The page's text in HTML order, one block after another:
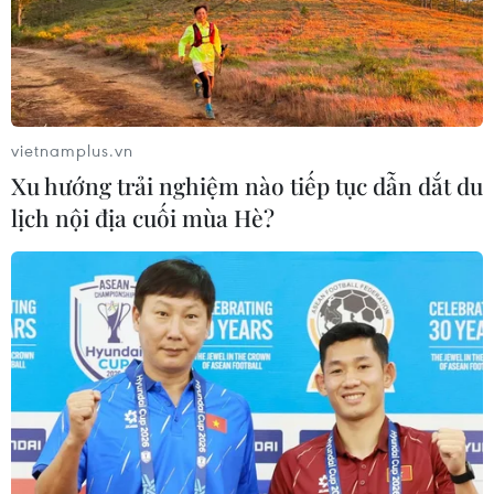
04/08/2026 23:08
Mỹ trục xuất gần 1,5 triệu người nhập
cư trái phép trong 12 tháng
04/08/2026 22:43
Động đất tại Venezuela: Số người
thiệt mạng đã tăng lên hơn 6.000
người
04/08/2026 10:17
Thượng viện Mỹ đạt bước tiến quan
trọng để tránh nguy cơ chính phủ
phải đóng cửa
vietnamplus.vn
Xu hướng trải nghiệm nào tiếp tục dẫn dắt du
lịch nội địa cuối mùa Hè?